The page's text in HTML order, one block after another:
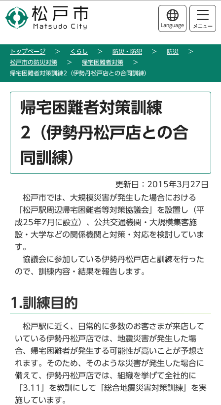
の
ー
このページの本文へ移動
Language メニュー
トップページ くらし 防災・防犯
防災
松戸市の防災対策
帰宅困難者対策
帰宅困難者対策訓練2（伊勢丹松戸店との合同訓練）
帰宅困難者対策訓練
2（伊勢丹松戸店との合
同訓練）
更新日：2015年3月27日
松戸市では、大規模災害が発生した場合における
「松戸駅周辺帰宅困難者等対策協議会」を設置し（平
成25年7月に設立）、公共交通機関・大規模集客施
設・大学などの関係機関と対策・対応を検討していま
す。
協議会に参加している伊勢丹松戸店と訓練を行った
ので、訓練内容・結果を報告します。
1.訓練目的
松戸駅に近く、日常的に多数のお客さまが来店して
いている伊勢丹松戸店では、地震災害が発生した場
合、帰宅困難者が発生する可能性が高いことが予想さ
れます。そのため、そのような災害が発生した場合に
備えて、伊勢丹松戸店では、組織を挙げて全社的に
「3.11」を教訓にして「総合地震災害対策訓練」を実
施しています。